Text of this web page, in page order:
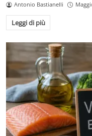
Antonio Bastianelli
Leggi di più